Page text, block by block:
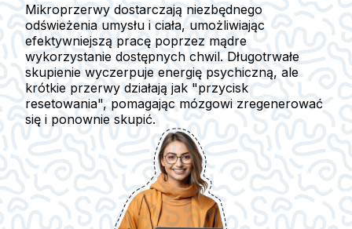
Mikroprzerwy dostarczają niezbędnego
odświeżenia umysłu i ciała, umożliwiając
efektywniejszą pracę poprzez mądre
wykorzystanie dostępnych chwil. Długotrwałe
skupienie wyczerpuje energię psychiczną, ale
krótkie przerwy działają jak "przycisk
resetowania", pomagając mózgowi zregenerować
się i ponownie skupić.